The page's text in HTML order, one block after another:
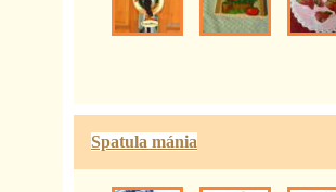
Spatula mánia